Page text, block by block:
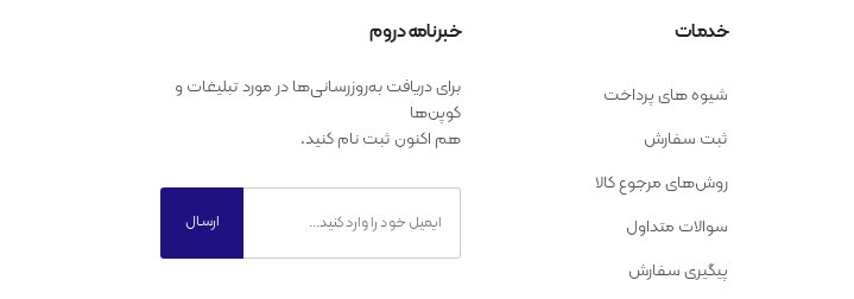
خدمات
شیوه های پرداخت
ثبت سفارش
روش‌های مرجوع کالا
سوالات متداول
پیگیری سفارش
خبرنامه دروم
برای دریافت به‌روزرسانی‌ها در مورد تبلیغات و
کوپن‌ها
هم اکنون ثبت نام کنید.